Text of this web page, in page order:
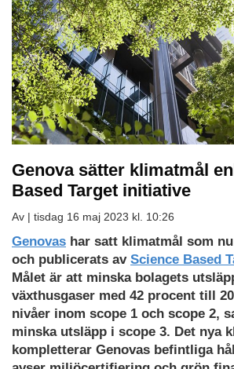
Genova sätter klimatmål
Based Target initiative
Av | tisdag 16 maj 2023 kl. 10:26
Genovas har satt klimatmål som
och publicerats av Science Based
Målet är att minska bolagets
växthusgaser med 42 procent till
nivåer inom scope 1 och scope 2,
minska utsläpp i scope 3. Det nya
kompletterar Genovas befintliga